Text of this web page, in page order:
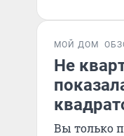
МОЙ ДОМ
Не
Вы только